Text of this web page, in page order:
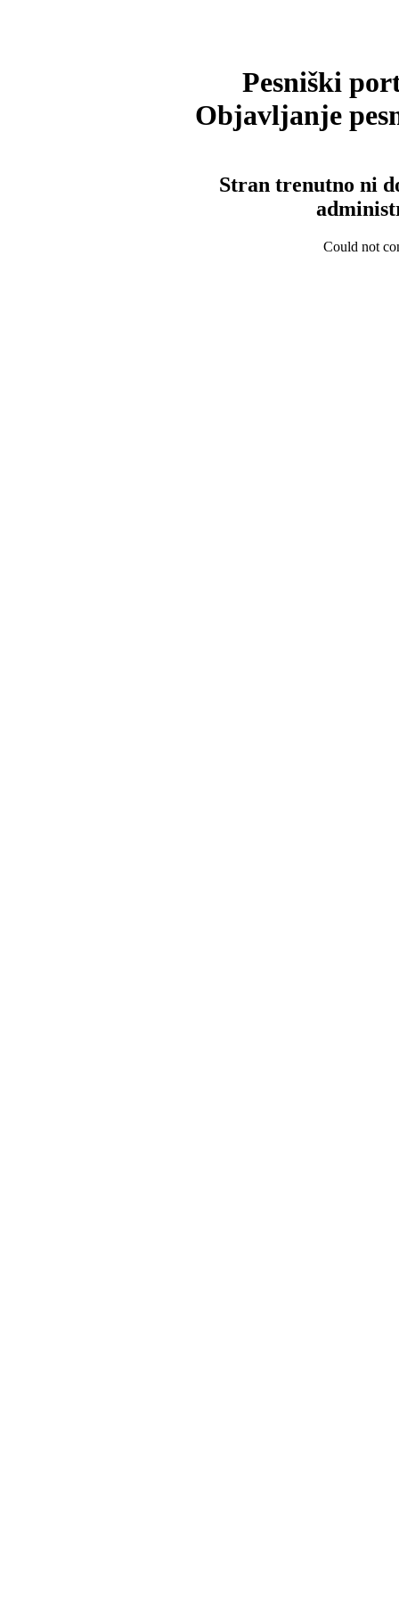
Pesniški
Objavljanje
Stran trenutno ni
Could not